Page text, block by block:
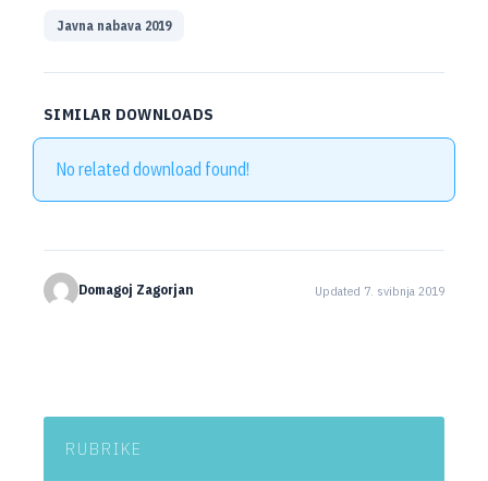
Javna nabava 2019
SIMILAR DOWNLOADS
No related download found!
Domagoj Zagorjan Updated 7. svibnja 2019
RUBRIKE